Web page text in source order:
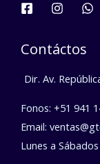
Contáctos
Dir. Av.
Fonos: +51 941
Email:
Lunes a